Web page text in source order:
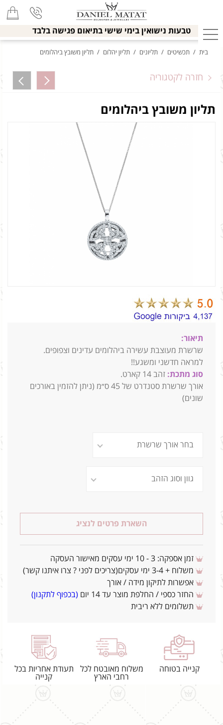
טבעות נישואין בימי שישי בתיאום פגישה בלבד
בית / תכשיטים / תליונים / תליון יהלום / תליון משובץ ביהלומים
חזרה לקטגוריה
תליון משובץ ביהלומים
תיאור:
שרשרת מעוצבת עשירה ביהלומים עדינים וצפופים.
למראה חדשני ומשגע!!
סוג מתכת: זהב 14 קארט.
אורך שרשרת סטנדרט של 45 ס״מ (ניתן להזמין באורכים
שונים)
השארת פרטים לנציג
זמן אספקה: 3 - 10 ימי עסקים מאישור העסקה
משלוח + 3-4 ימי עסקים(צריכים לפני ? צרו איתנו קשר)
אפשרות לתיקון מידה / אורך
החזר כספי / החלפת מוצר עד 14 יום
(בכפוף לתקנון)
תשלומים ללא ריבית
קנייה בטוחה
משלוח מאובטח לכל
רחבי הארץ
תעודת אחריות בכל
קנייה